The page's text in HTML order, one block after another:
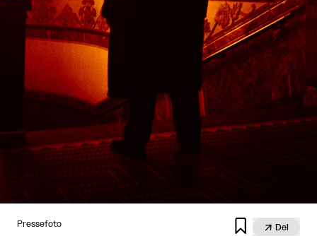
Pressefoto   Del